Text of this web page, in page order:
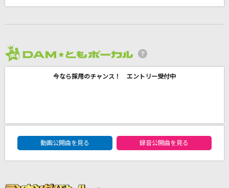
Nighthawks
ワンアンドオンリー
timelesz
瞳をとじて
平井堅
夜咄ディセイブ
今なら採用のチャンス！ エントリー受付中
DAM★ともボーカルエントリーランキング
動画公開曲を見る
録音公開曲を見る